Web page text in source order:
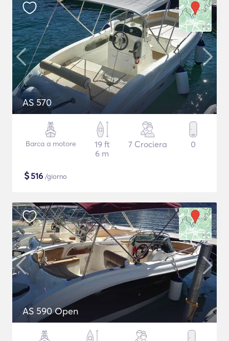
AS 570
Barca a motore
19 ft
6 m
7 Crociera 0
$516 /giorno
AS 590 Open